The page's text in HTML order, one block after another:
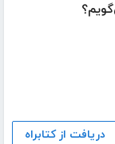
دریافت از کتابراه